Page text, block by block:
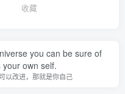
收藏
you can be sure of
own self.
以改进，那就是你自己